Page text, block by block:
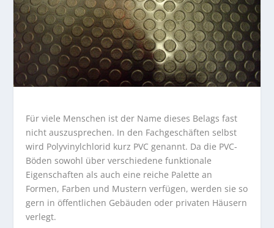
Für viele Menschen ist der Name dieses Belags fast
nicht auszusprechen. In den Fachgeschäften selbst
wird Polyvinylchlorid kurz PVC genannt. Da die PVC-
Böden sowohl über verschiedene funktionale
Eigenschaften als auch eine reiche Palette an
Formen, Farben und Mustern verfügen, werden sie so
gern in öffentlichen Gebäuden oder privaten Häusern
verlegt.